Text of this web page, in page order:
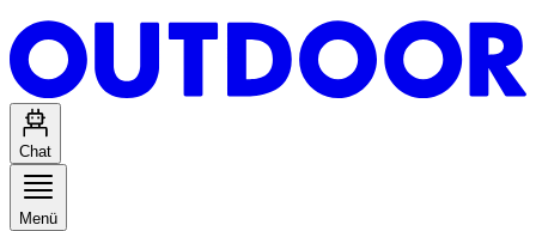
Chat
Menü